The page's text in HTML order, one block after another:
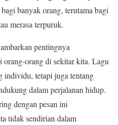
banyak orang, terutama bagi
merasa terpuruk.
pentingnya
orang-orang di sekitar kita. Lagu
individu, tetapi juga tentang
dalam perjalanan hidup.
dengan pesan ini
tidak sendirian dalam